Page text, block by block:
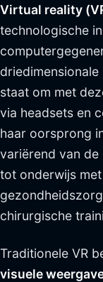
Virtual reality
technologische
staat om met
via headsets en
haar oorsprong
variërend van de
tot onderwijs
chirurgische
Traditionele VR
visuele